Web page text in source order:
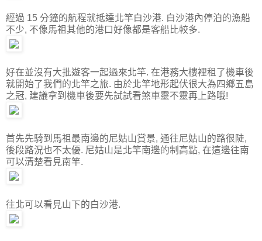
經過 15 分鐘的航程就抵達北竿白沙港. 白沙港內停泊的漁船
不少, 不像馬祖其他的港口好像都是客船比較多.
好在並沒有大批遊客一起過來北竿. 在港務大樓裡租了機車後
就開始了我們的北竿之旅. 由於北竿地形起伏很大為四鄉五島
之冠, 建議拿到機車後要先試試看煞車靈不靈再上路哦!
首先先騎到馬祖最南邊的尼姑山賞景, 通往尼姑山的路很陡,
後段路況也不太優. 尼姑山是北竿南邊的制高點, 在這邊往南
可以清楚看見南竿.
往北可以看見山下的白沙港.